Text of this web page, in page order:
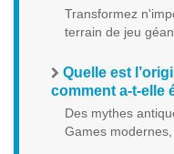
Transformez
terrain de jeu
Quelle est
comment a-t-elle
Des mythes
Games